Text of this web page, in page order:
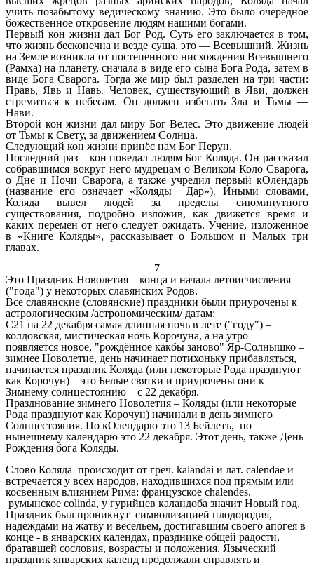
учить позабытому ведическому знанию. Это было очередное
божественное откровение людям нашими богами.
Первый кон жизни дал Бог Род. Суть его заключается в том,
что жизнь бесконечна и везде суща, это — Всевышний. Жизнь
на Земле возникла от постепенного нисхождения Всевышнего
(Рамха) на планету, сначала в виде его сына Бога Рода, затем в
виде Бога Сварога. Тогда же мир был разделен на три части:
Правь, Явь и Навь. Человек, существующий в Яви, должен
стремиться к небесам. Он должен избегать Зла и Тьмы —
Нави.
Второй кон жизни дал миру Бог Велес. Это движение людей
от Тьмы к Свету, за движением Солнца.
Следующий кон жизни принёс нам Бог Перун.
Последний раз – кон поведал людям Бог Коляда. Он рассказал
собравшимся вокруг него мудрецам о Великом Коло Сварога,
о Дне и Ночи Сварога, а также учредил первый кОлендарь
(название его означает «Коляды Дар»). Иными словами,
Коляда вывел людей за пределы сиюминутного
существования, подробно изложив, как движется время и
каких перемен от него следует ожидать. Учение, изложенное
в «Книге Коляды», рассказывает о Большом и Малых три
главах.
7
Это Праздник Новолетия – конца и начала летоисчисления
("года") у некоторых славянских Родов.
Все славянские (словянские) праздники были приурочены к
астрологическим /астрономическим/ датам:
С21 на 22 декабря самая длинная ночь в лете ("году") –
колдовская, мистическая ночь Корочуна, а на утро –
появляется новое, "рождённое какбы заново" Яр-Солнышко –
зимнее Новолетие, день начинает потихоньку прибавляться,
начинается праздник Коляда (или некоторые Рода празднуют
как Корочун) – это Белые святки и приурочены они к
Зимнему солнцестоянию – с 22 декабря.
Празднование зимнего Новолетия – Коляды (или некоторые
Рода празднуют как Корочун) начинали в день зимнего
Солнцестояния. По кОлендарю это 13 Бейлетъ, по
нынешнему календарю это 22 декабря. Этот день, также День
Рождения бога Коляды.
Слово Коляда происходит от греч. kalandai и лат. calendae и
встречается у всех народов, находившихся под прямым или
косвенным влиянием Рима: французское chalendes,
румынское colinda, у гурийцев каландоба значит Новый год.
Праздник был проникнут символизацией плодородия,
надеждами на жатву и весельем, достигавшим своего апогея в
конце - в январских календах, празднике общей радости,
братавшей сословия, возрасты и положения. Языческий
праздник январских календ продолжали справлять и